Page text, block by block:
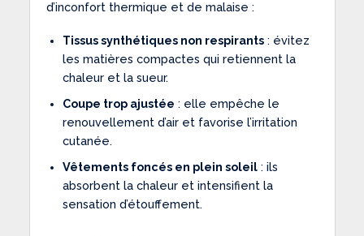
d’inconfort thermique et de malaise :
Tissus synthétiques non respirants: évitez
les matières compactes qui retiennent la
chaleur et la sueur.
Coupe trop ajustée : elle empêche le
renouvellement d’air et favorise l’irritation
cutanée.
Vêtements foncés en plein soleil: ils
absorbent la chaleur et intensifient la
sensation d’étouffement.